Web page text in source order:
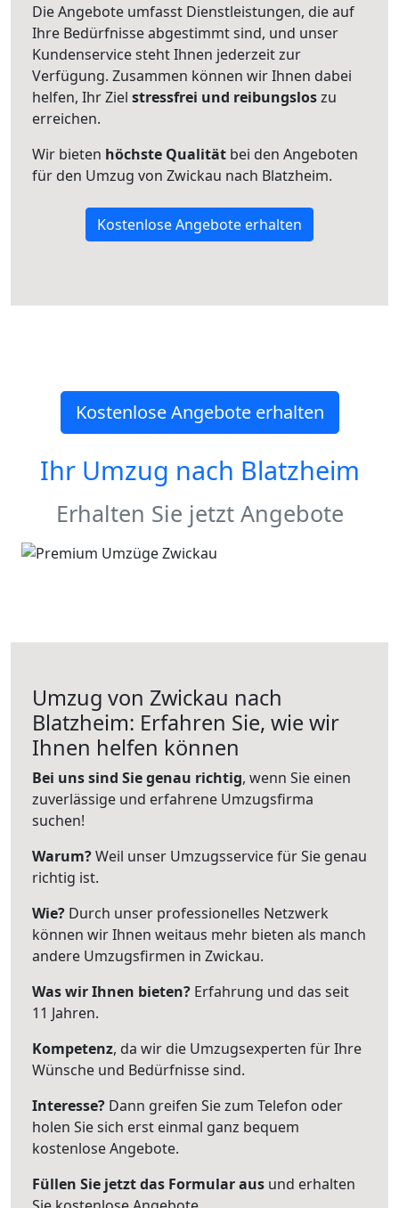
Die Angebote umfasst Dienstleistungen, die auf
Ihre Bedürfnisse abgestimmt sind, und unser
Kundenservice steht Ihnen jederzeit zur
Verfügung. Zusammen können wir Ihnen dabei
helfen, Ihr Ziel stressfrei und reibungsloszu
erreichen.
Wir bieten höchste Qualität bei den Angeboten
für den Umzug von Zwickau nach Blatzheim.
Kostenlose Angebote erhalten
Kostenlose Angebote erhalten
Ihr Umzug nach Blatzheim
Erhalten Sie jetzt Angebote
Umzug von Zwickau nach
Blatzheim: Erfahren Sie, wie wir
Ihnen helfen können
Bei uns sind Sie genau richtig, wenn Sie einen
zuverlässige und erfahrene Umzugsfirma
suchen!
Warum?Weil unser Umzugsservice für Sie genau
richtig ist.
Wie? Durch unser professionelles Netzwerk
können wir Ihnen weitaus mehr bieten als manch
andere Umzugsfirmen in Zwickau.
Was wir Ihnen bieten? Erfahrung und das seit
11 Jahren.
Kompetenz, da wir die Umzugsexperten für Ihre
Wünsche und Bedürfnisse sind.
Interesse? Dann greifen Sie zum Telefon oder
holen Sie sich erst einmal ganz bequem
kostenlose Angebote.
Füllen Sie jetzt das Formular aus und erhalten